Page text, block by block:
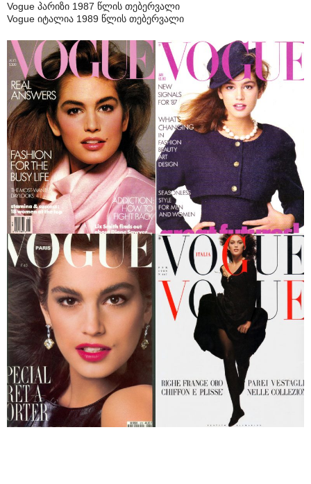
Vogue პარიზი 1987 წლის თებერვალი
Vogue იტალია 1989 წლის თებერვალი